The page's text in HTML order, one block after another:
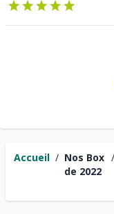
Accueil / Nos Box
de 2022
/